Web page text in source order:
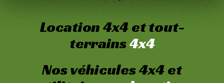
Location 4x4 et tout-
terrains4x4
Nos véhicules 4x4 et